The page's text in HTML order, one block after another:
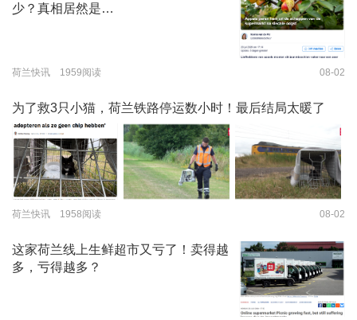
少？真相居然是…
荷兰快讯 1959阅读 08-02
为了救3只小猫，荷兰铁路停运数小时！最后结局太暖了
荷兰快讯 1958阅读 08-02
这家荷兰线上生鲜超市又亏了！卖得越
多，亏得越多？